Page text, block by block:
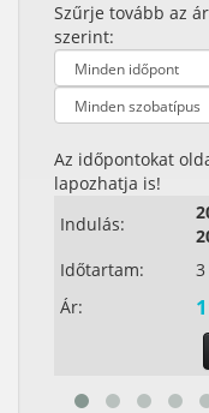
Szűrje tovább az
szerint:
Az időpontokat
lapozhatja is!
Indulás:
Időtartam:
3
Ár: